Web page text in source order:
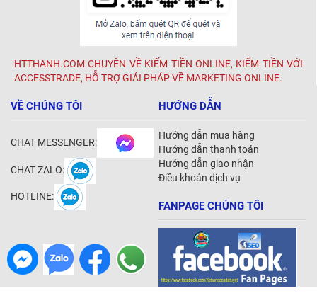
HTTHANH.COM CHUYÊN VỀ KIẾM TIỀN ONLINE, KIẾM TIỀN VỚI
ACCESSTRADE, HỖ TRỢ GIẢI PHÁP VỀ MARKETING ONLINE.
VỀ CHÚNG TÔI
CHAT MESSENGER:
CHAT ZALO:
HOTLINE:
HƯỚNG DẪN
Hướng dẫn mua hàng
Hướng dẫn thanh toán
Hướng dẫn giao nhận
Điều khoản dịch vụ
FANPAGE CHÚNG TÔI